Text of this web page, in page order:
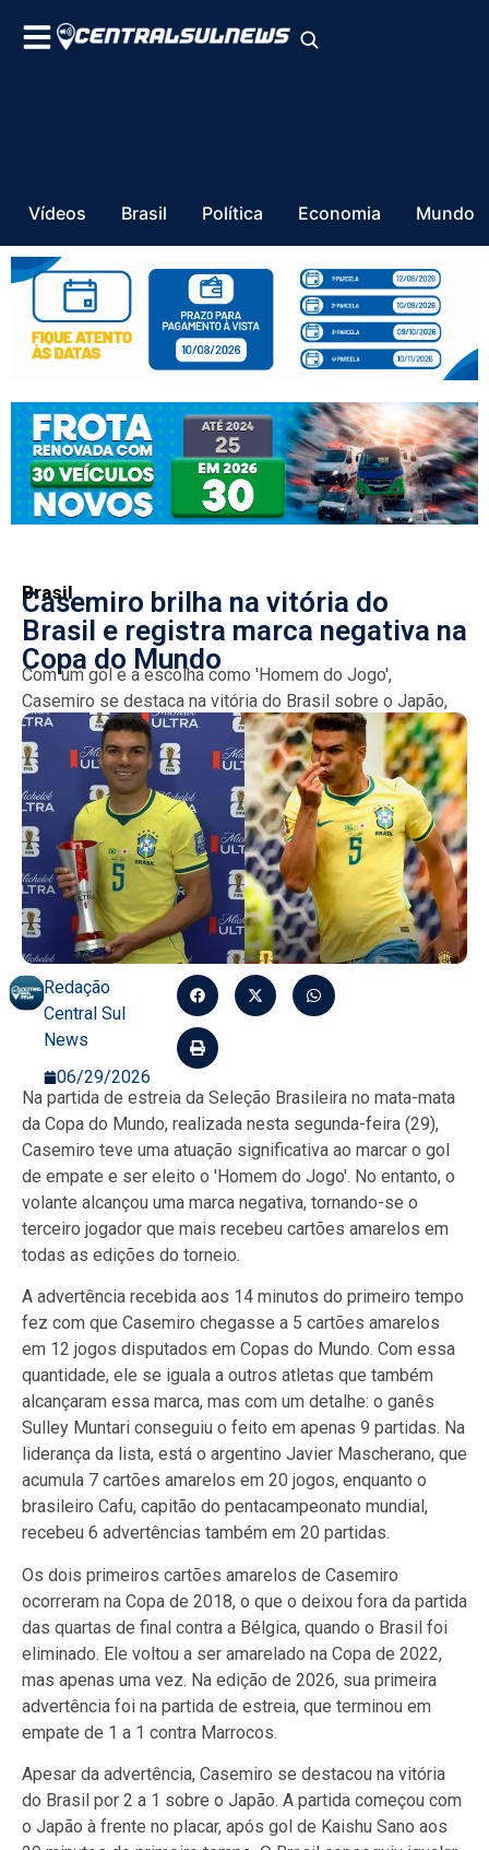
Vídeos Brasil Política Economia Mundo
Brasil
Casemiro brilha na vitória do
Brasil e registra marca negativa na
Copa do Mundo
Com um gol e a escolha como 'Homem do Jogo',
Casemiro se destaca na vitória do Brasil sobre o Japão,
mas também se torna o...
Redação
Central Sul
News
06/29/2026
Na partida de estreia da Seleção Brasileira no mata-mata
da Copa do Mundo, realizada nesta segunda-feira (29),
Casemiro teve uma atuação significativa ao marcar o gol
de empate e ser eleito o 'Homem do Jogo'. No entanto, o
volante alcançou uma marca negativa, tornando-se o
terceiro jogador que mais recebeu cartões amarelos em
todas as edições do torneio.
A advertência recebida aos 14 minutos do primeiro tempo
fez com que Casemiro chegasse a 5 cartões amarelos
em 12 jogos disputados em Copas do Mundo. Com essa
quantidade, ele se iguala a outros atletas que também
alcançaram essa marca, mas com um detalhe: o ganês
Sulley Muntari conseguiu o feito em apenas 9 partidas. Na
liderança da lista, está o argentino Javier Mascherano, que
acumula 7 cartões amarelos em 20 jogos, enquanto o
brasileiro Cafu, capitão do pentacampeonato mundial,
recebeu 6 advertências também em 20 partidas.
Os dois primeiros cartões amarelos de Casemiro
ocorreram na Copa de 2018, o que o deixou fora da partida
das quartas de final contra a Bélgica, quando o Brasil foi
eliminado. Ele voltou a ser amarelado na Copa de 2022,
mas apenas uma vez. Na edição de 2026, sua primeira
advertência foi na partida de estreia, que terminou em
empate de 1 a 1 contra Marrocos.
Apesar da advertência, Casemiro se destacou na vitória
do Brasil por 2 a 1 sobre o Japão. A partida começou com
o Japão à frente no placar, após gol de Kaishu Sano aos